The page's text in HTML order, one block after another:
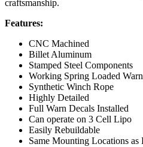
craftsmanship.
Features:
CNC Machined
Billet Aluminum
Stamped Steel Components
Working Spring Loaded
Synthetic Winch Rope
Highly Detailed
Full Warn Decals Installed
Can operate on 3 Cell Lipo
Easily Rebuildable
Same Mounting Locations